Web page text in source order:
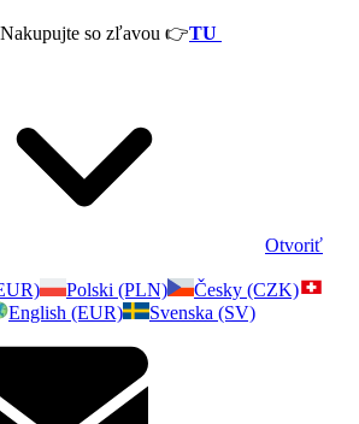
Nakupujte so zľavou 👉TU
Otvoriť
Polski (PLN)
Česky (CZK)
English (EUR) Svenska (SV)